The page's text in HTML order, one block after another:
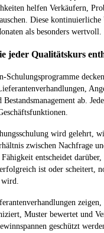
helfen Verkäufern,
Diese
als besonders wertvoll.
jeder Qualitätskurs
Schulungsprogramme
Bestandsmanagement ab.
wird gelehrt,
zwischen Nachfrage
entscheidet darüber,
ist oder scheitert,
wird.
Muster bewertet und
geschützt